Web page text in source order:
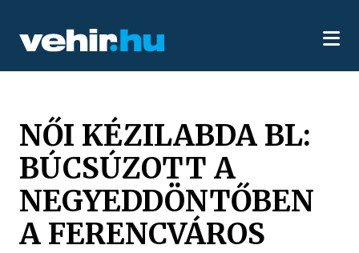
NŐI KÉZILABDA BL:
BÚCSÚZOTT A
NEGYEDDÖNTŐBEN
A FERENCVÁROS